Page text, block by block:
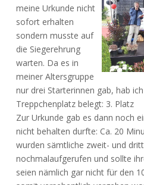
meine Urkunde nicht
sofort erhalten
sondern musste auf
die Siegerehrung
warten. Da es in
meiner Altersgruppe
nur drei Starterinnen gab, hab
Treppchenplatz belegt: 3. Platz
Zur Urkunde gab es dann noch
nicht behalten durfte: Ca. 20
wurden sämtliche zweit- und
nochmalaufgerufen und sollte
seien nämlich gar nicht für den